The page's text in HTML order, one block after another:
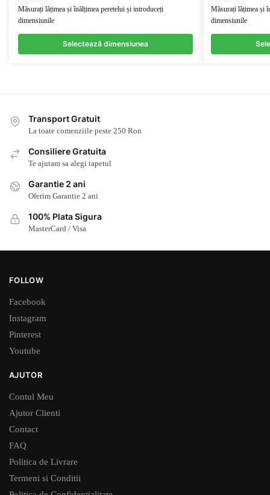
a
fost:
este:
Măsurați lățimea și înălțimea peretelui și introduceți
dimensiunile
Selectează dimensiunea
a
fost:
Măsurați lățimea și
dimensiunile
Transport Gratuit
La toate comenziile peste 250 Ron
Consiliere Gratuita
Te ajutam sa alegi tapetul
Garantie 2 ani
Oferim Garantie 2 ani
100% Plata Sigura
MasterCard / Visa
FOLLOW
Facebook
Instagram
Pinterest
Youtube
AJUTOR
Contul Meu
Ajutor Clienti
Contact
FAQ
Politica de Livrare
Termeni si Conditii